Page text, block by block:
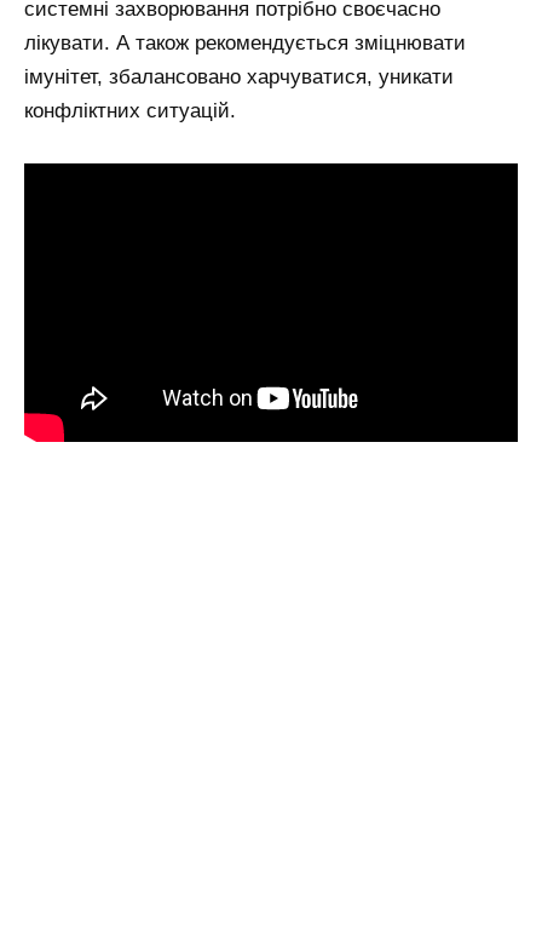
системні захворювання потрібно своєчасно
лікувати. А також рекомендується зміцнювати
імунітет, збалансовано харчуватися, уникати
конфліктних ситуацій.